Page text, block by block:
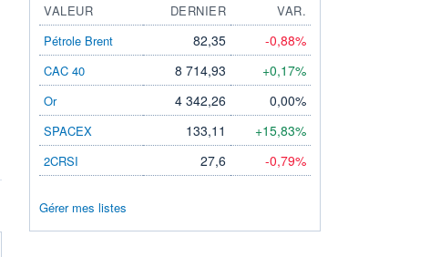
VALEUR DERNIER
VAR.
Pétrole Brent
82,35 -0,88%
CAC 40 8 714,93 +0,17%
Or 4 342,26 0,00%
SPACEX 133,11 +15,83%
2CRSI 27,6 -0,79%
Gérer mes listes